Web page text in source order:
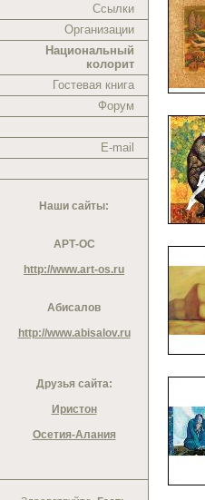
Ссылки
Организации
Национальный
колорит
Гостевая книга
Форум
E-mail
Наши сайты:
АРТ-ОС
http://www.art-os.ru
Абисалов
http://www.abisalov.ru
Друзья сайта:
Иристон
Осетия-Алания